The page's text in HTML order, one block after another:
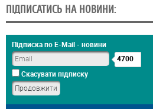
ПІДПИСАТИСЬ НА НОВИНИ:
Підписка по E-Mail - новини
4700
Скасувати підписку